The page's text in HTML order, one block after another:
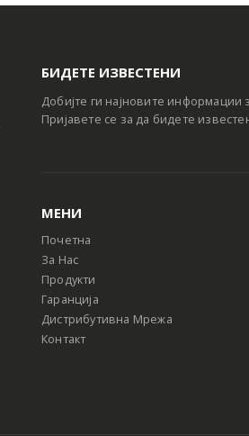
БИДЕТЕ ИЗВЕСТЕНИ
Добијте ги најновите информации
Пријавете се за да бидете
МЕНИ
Почетна
За Нас
Продукти
Гаранција
Дистрибутивна Мрежа
Контакт